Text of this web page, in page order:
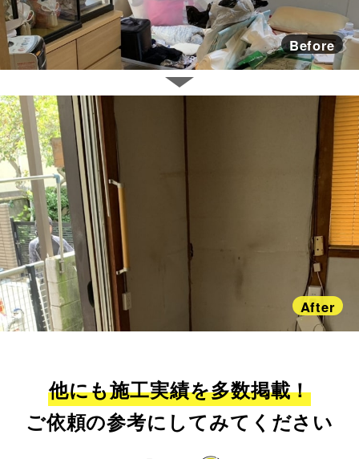
Before
After
他にも施工実績を多数掲載！
ご依頼の参考にしてみてください